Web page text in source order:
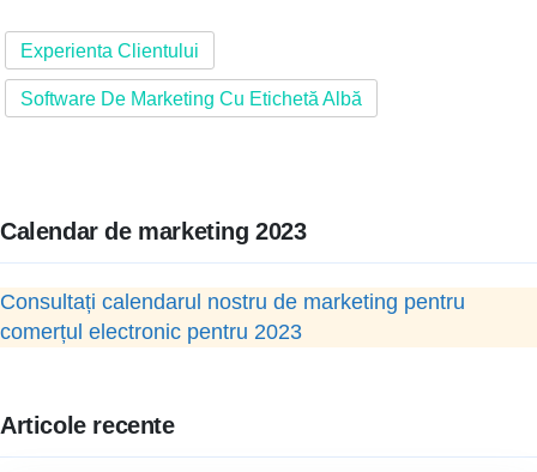
Experienta Clientului
Software De Marketing Cu Etichetă Albă
Calendar de marketing 2023
Consultați calendarul nostru de marketing pentru
comerțul electronic pentru 2023
Articole recente